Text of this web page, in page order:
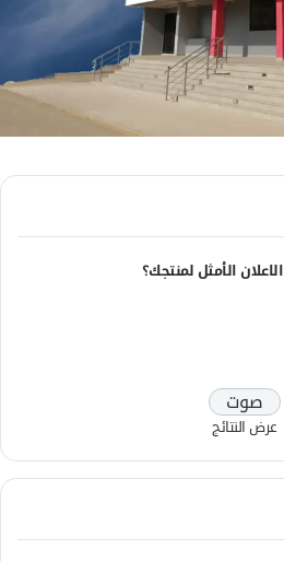
الأمثل لمنتجك؟
عرض النتائج